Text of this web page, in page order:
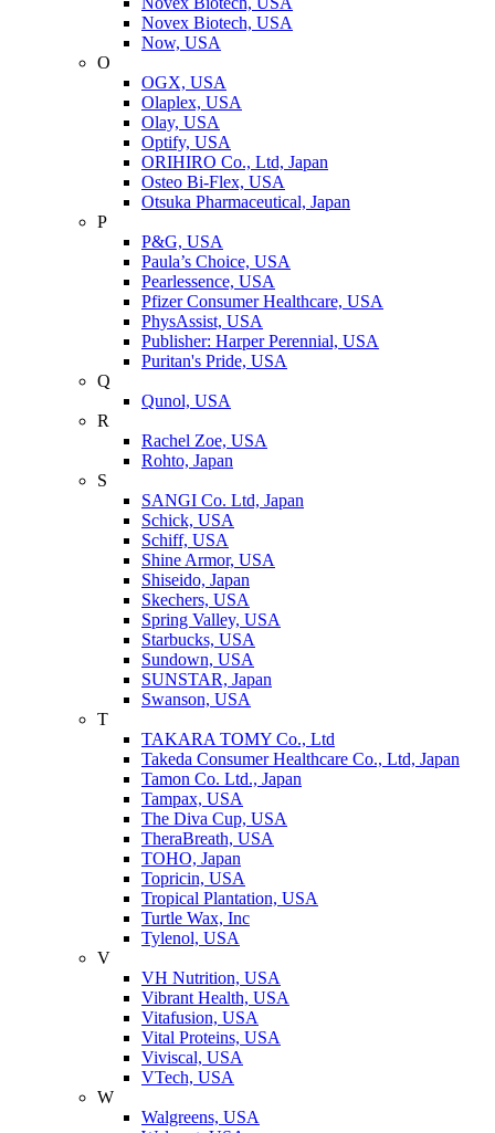
Novex Biotech, USA
Now, USA
O
OGX, USA
Olaplex, USA
Olay, USA
Optify, USA
ORIHIRO Co., Ltd, Japan
Osteo Bi-Flex, USA
Otsuka Pharmaceutical, Japan
P
P&G, USA
Paula’s Choice, USA
Pearlessence, USA
Pfizer Consumer Healthcare, USA
PhysAssist, USA
Publisher: Harper Perennial, USA
Puritan's Pride, USA
Q
Qunol, USA
R
Rachel Zoe, USA
Rohto, Japan
S
SANGI Co. Ltd, Japan
Schick, USA
Schiff, USA
Shine Armor, USA
Shiseido, Japan
Skechers, USA
Spring Valley, USA
Starbucks, USA
Sundown, USA
SUNSTAR, Japan
Swanson, USA
T
TAKARA TOMY Co., Ltd
Takeda Consumer Healthcare Co., Ltd, Japan
Tamon Co. Ltd., Japan
Tampax, USA
The Diva Cup, USA
TheraBreath, USA
TOHO, Japan
Topricin, USA
Tropical Plantation, USA
Turtle Wax, Inc
Tylenol, USA
V
VH Nutrition, USA
Vibrant Health, USA
Vitafusion, USA
Vital Proteins, USA
Viviscal, USA
VTech, USA
W
Walgreens, USA